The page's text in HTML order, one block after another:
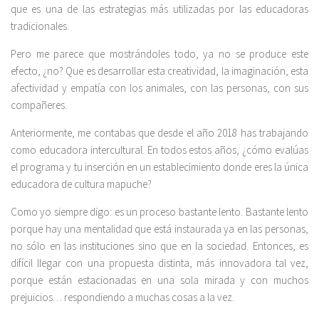
que es una de las estrategias más utilizadas por las educadoras
tradicionales.
Pero me parece que mostrándoles todo, ya no se produce este
efecto, ¿no? Que es desarrollar esta creatividad, la imaginación, esta
afectividad y empatía con los animales, con las personas, con sus
compañeres.
Anteriormente, me contabas que desde el año 2018 has trabajando
como educadora intercultural. En todos estos años, ¿cómo evalúas
el programa y tu inserción en un establecimiento donde eres la única
educadora de cultura mapuche?
Como yo siempre digo: es un proceso bastante lento. Bastante lento
porque hay una mentalidad que está instaurada ya en las personas,
no sólo en las instituciones sino que en la sociedad. Entonces, es
difícil llegar con una propuesta distinta, más innovadora tal vez,
porque están estacionadas en una sola mirada y con muchos
prejuicios… respondiendo a muchas cosas a la vez.